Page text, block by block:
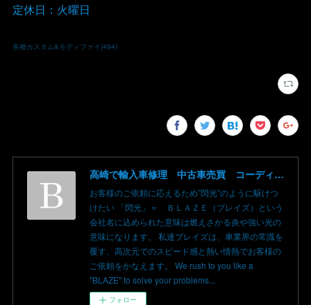
定休日：火曜日
各種カスタム&モディファイ (494)
高崎で輸入車修理 中古車売買 コーディングならBLAZE（ブレイズ）へ│BLAZE Total Car Support & Modify in Takasaki Gunma
お客様のご依頼に応えるため”閃光”のように駆けつ
けたい 「閃光」＝ ＢＬＡＺＥ（ブレイズ）という
会社名に込められた意味は燃えさかる炎や強い光の
意味になります。 私達ブレイズは、車業界の常識を
覆す、高次元でのスピード感と熱い情熱でお客様の
ご依頼をかなえます。 We rush to you like a
"BLAZE" to solve your problems...
フォロー